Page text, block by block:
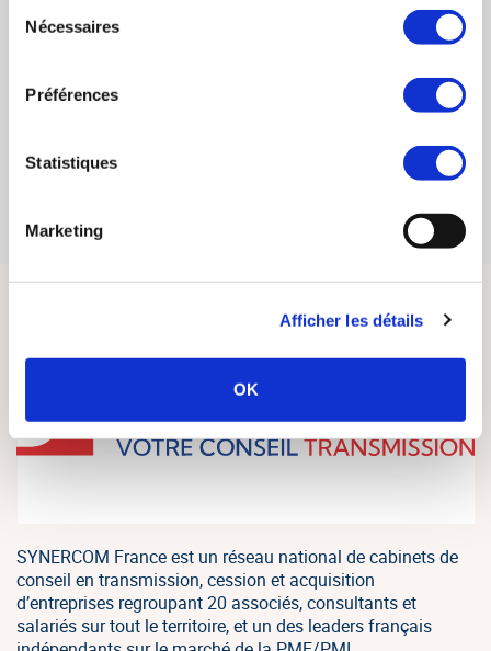
Nécessaires
Préférences
Statistiques
Marketing
Afficher les détails
OK
16/01/2025 EN SAVOIR PLUS
d'Affaires 2018.
Évaluation : Les 10 principaux retraitements
EN SAVOIR PLUS
SYNERCOM France est un réseau national de cabinets de
conseil en transmission, cession et acquisition
d’entreprises regroupant 20 associés, consultants et
salariés sur tout le territoire, et un des leaders français